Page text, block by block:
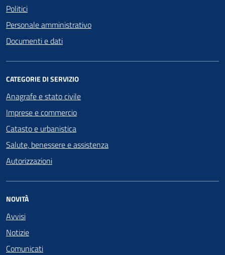
Politici
Personale amministrativo
Documenti e dati
CATEGORIE DI SERVIZIO
Anagrafe e stato civile
Imprese e commercio
Catasto e urbanistica
Salute, benessere e assistenza
Autorizzazioni
NOVITÀ
Avvisi
Notizie
Comunicati